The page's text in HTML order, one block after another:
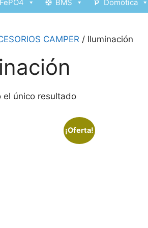
BMS Domótica
CAMPER / Iluminación
el único resultado
¡Oferta!